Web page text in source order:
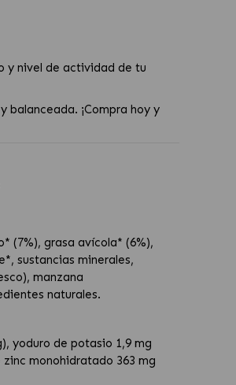
y nivel de actividad de tu
¡Compra hoy y
(7%), grasa avícola* (6%),
sustancias minerales,
manzana
naturales.
yoduro de potasio 1,9 mg
monohidratado 363 mg